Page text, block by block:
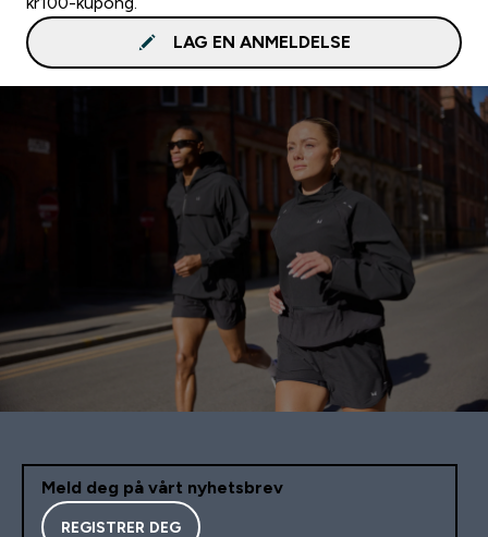
LAG EN ANMELDELSE
Meld deg på vårt nyhetsbrev
REGISTRER DEG